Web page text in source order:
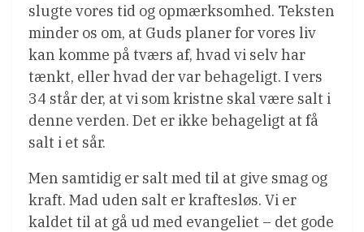
slugte vores tid og opmærksomhed. Teksten
minder os om, at Guds planer for vores liv
kan komme på tværs af, hvad vi selv har
tænkt, eller hvad der var behageligt. I vers
34 står der, at vi som kristne skal være salt i
denne verden. Det er ikke behageligt at få
salt i et sår.
Men samtidig er salt med til at give smag og
kraft. Mad uden salt er kraftesløs. Vi er
kaldet til at gå ud med evangeliet – det gode